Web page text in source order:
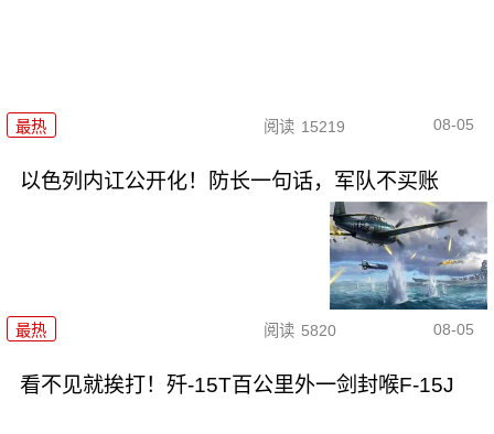
最热 阅读 15219 08-05
以色列内讧公开化！防长一句话，军队不买账
最热 阅读 5820 08-05
看不见就挨打！歼-15T百公里外一剑封喉F-15J